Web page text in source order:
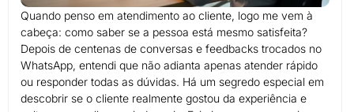
Quando penso em atendimento ao cliente, logo me vem à
cabeça: como saber se a pessoa está mesmo satisfeita?
Depois de centenas de conversas e feedbacks trocados no
WhatsApp, entendi que não adianta apenas atender rápido
ou responder todas as dúvidas. Há um segredo especial em
descobrir se o cliente realmente gostou da experiência e